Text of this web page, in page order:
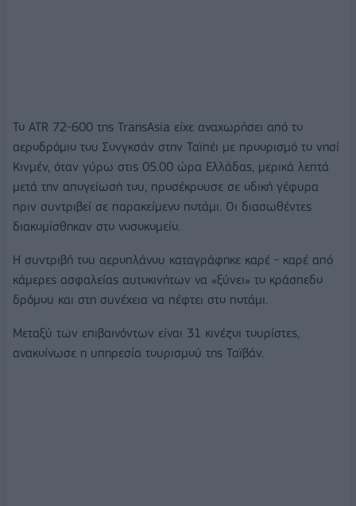
Το ATR 72-600 της TransΑsia είχε αναχωρήσει από το
αεροδρόμιο του Σονγκσάν στην Ταϊπέι με προορισμό το νησί
Κινμέν, όταν γύρω στις 05.00 ώρα Ελλάδας, μερικά λεπτά
μετά την απογείωσή του, προσέκρουσε σε οδική γέφυρα
πριν συντριβεί σε παρακείμενο ποτάμι. Οι διασωθέντες
διακομίσθηκαν στο νοσοκομείο.
Η συντριβή του αεροπλάνου καταγράφηκε καρέ - καρέ από
κάμερες ασφαλείας αυτοκινήτων να «ξύνει» το κράσπεδο
δρόμου και στη συνέχεια να πέφτει στο ποτάμι.
Μεταξύ των επιβαινόντων είναι 31 κινέζοι τουρίστες,
ανακοίνωσε η υπηρεσία τουρισμού της Ταϊβάν.